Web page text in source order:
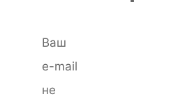
Ваш
e-mail
не